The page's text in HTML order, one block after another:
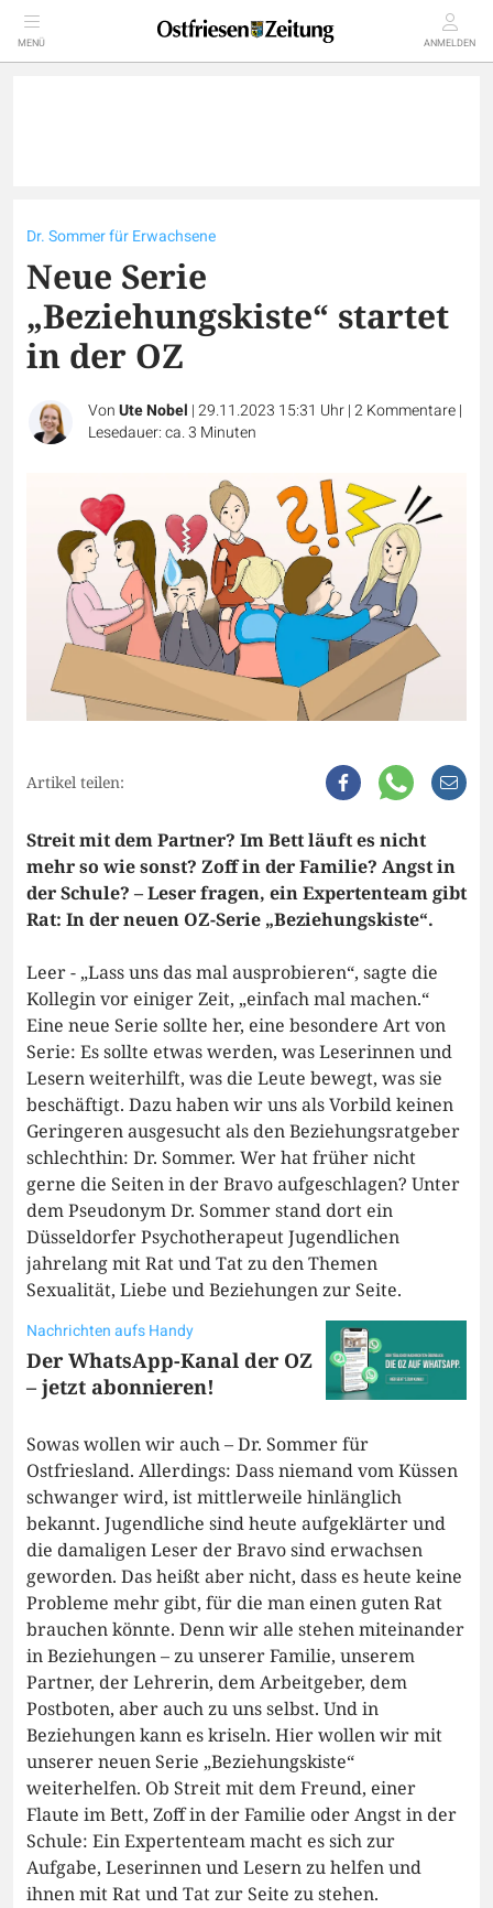
MENÜ ANMELDEN
Dr. Sommer für Erwachsene
Neue Serie
„Beziehungskiste“ startet
in der OZ
VonUte Nobel |29.11.2023 15:31 Uhr|2Kommentare|
Lesedauer: ca. 3 Minuten
Artikel teilen:
Streit mit dem Partner? Im Bett läuft es nicht
mehr so wie sonst? Zoff in der Familie? Angst in
der Schule? – Leser fragen, ein Expertenteam gibt
Rat: In der neuen OZ-Serie „Beziehungskiste“.
Leer - „Lass uns das mal ausprobieren“, sagte die
Kollegin vor einiger Zeit, „einfach mal machen.“
Eine neue Serie sollte her, eine besondere Art von
Serie: Es sollte etwas werden, was Leserinnen und
Lesern weiterhilft, was die Leute bewegt, was sie
beschäftigt. Dazu haben wir uns als Vorbild keinen
Geringeren ausgesucht als den Beziehungsratgeber
schlechthin: Dr. Sommer. Wer hat früher nicht
gerne die Seiten in der Bravo aufgeschlagen? Unter
dem Pseudonym Dr. Sommer stand dort ein
Düsseldorfer Psychotherapeut Jugendlichen
jahrelang mit Rat und Tat zu den Themen
Sexualität, Liebe und Beziehungen zur Seite.
Nachrichten aufs Handy
Der WhatsApp-Kanal der OZ
– jetzt abonnieren!
Sowas wollen wir auch – Dr. Sommer für
Ostfriesland. Allerdings: Dass niemand vom Küssen
schwanger wird, ist mittlerweile hinlänglich
bekannt. Jugendliche sind heute aufgeklärter und
die damaligen Leser der Bravo sind erwachsen
geworden. Das heißt aber nicht, dass es heute keine
Probleme mehr gibt, für die man einen guten Rat
brauchen könnte. Denn wir alle stehen miteinander
in Beziehungen – zu unserer Familie, unserem
Partner, der Lehrerin, dem Arbeitgeber, dem
Postboten, aber auch zu uns selbst. Und in
Beziehungen kann es kriseln. Hier wollen wir mit
unserer neuen Serie „Beziehungskiste“
weiterhelfen. Ob Streit mit dem Freund, einer
Flaute im Bett, Zoff in der Familie oder Angst in der
Schule: Ein Expertenteam macht es sich zur
Aufgabe, Leserinnen und Lesern zu helfen und
ihnen mit Rat und Tat zur Seite zu stehen.